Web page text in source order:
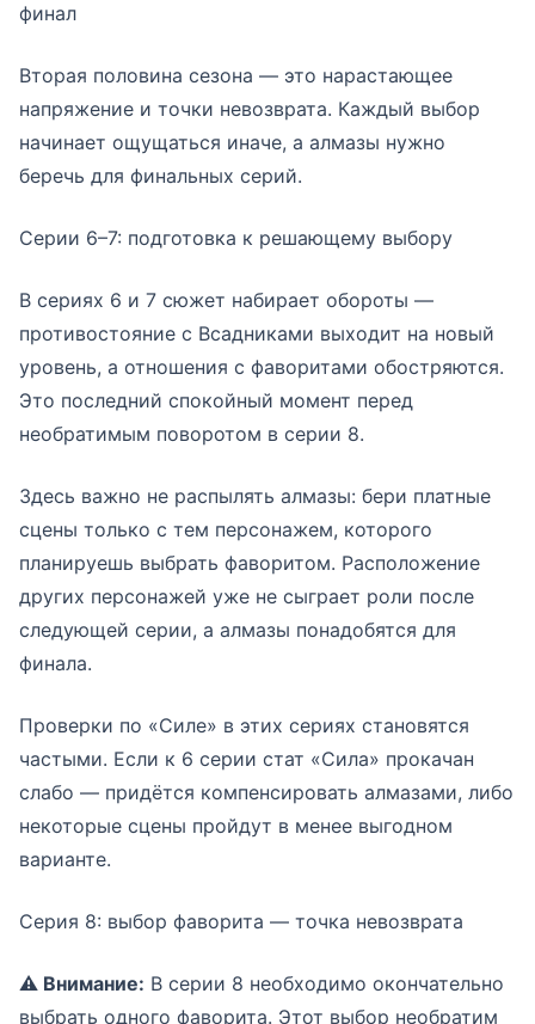
финал
Вторая половина сезона — это нарастающее
напряжение и точки невозврата. Каждый выбор
начинает ощущаться иначе, а алмазы нужно
беречь для финальных серий.
Серии 6–7: подготовка к решающему выбору
В сериях 6 и 7 сюжет набирает обороты —
противостояние с Всадниками выходит на новый
уровень, а отношения с фаворитами обостряются.
Это последний спокойный момент перед
необратимым поворотом в серии 8.
Здесь важно не распылять алмазы: бери платные
сцены только с тем персонажем, которого
планируешь выбрать фаворитом. Расположение
других персонажей уже не сыграет роли после
следующей серии, а алмазы понадобятся для
финала.
Проверки по «Силе» в этих сериях становятся
частыми. Если к 6 серии стат «Сила» прокачан
слабо — придётся компенсировать алмазами, либо
некоторые сцены пройдут в менее выгодном
варианте.
Серия 8: выбор фаворита — точка невозврата
⚠ Внимание: В серии 8 необходимо окончательно
выбрать одного фаворита. Этот выбор необратим